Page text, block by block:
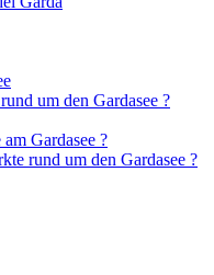
um den Gardasee ?
Gardasee ?
rund um den Gardasee ?